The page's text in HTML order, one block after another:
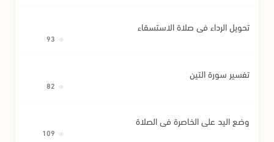
تحويل الرداء في صلاة الاستسقاء
تفسير سورة التين
وضع اليد على الخاصرة في الصلاة